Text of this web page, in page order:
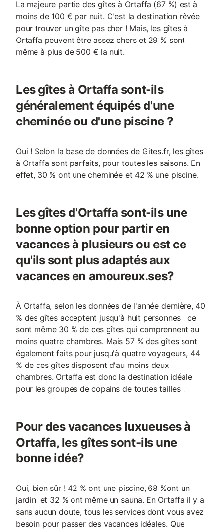
La majeure partie des gîtes à Ortaffa (67 %) est à
moins de 100 € par nuit. C'est la destination rêvée
pour trouver un gîte pas cher ! Mais, les gîtes à
Ortaffa peuvent être assez chers et 29 % sont
même à plus de 500 € la nuit.
Les gîtes à Ortaffa sont-ils
généralement équipés d'une
cheminée ou d'une piscine ?
Oui ! Selon la base de données de Gites.fr, les gîtes
à Ortaffa sont parfaits, pour toutes les saisons. En
effet, 30 % ont une cheminée et 42 % une piscine.
Les gîtes d'Ortaffa sont-ils une
bonne option pour partir en
vacances à plusieurs ou est ce
qu'ils sont plus adaptés aux
vacances en amoureux.ses?
À Ortaffa, selon les données de l'année dernière, 40
% des gîtes acceptent jusqu'à huit personnes , ce
sont même 30 % de ces gîtes qui comprennent au
moins quatre chambres. Mais 57 % des gîtes sont
également faits pour jusqu'à quatre voyageurs, 44
% de ces gîtes disposent d'au moins deux
chambres. Ortaffa est donc la destination idéale
pour les groupes de copains de toutes tailles !
Pour des vacances luxueuses à
Ortaffa, les gîtes sont-ils une
bonne idée?
Oui, bien sûr ! 42 % ont une piscine, 68 %ont un
jardin, et 32 % ont même un sauna. En Ortaffa il y a
sans aucun doute, tous les services dont vous avez
besoin pour passer des vacances idéales. Que